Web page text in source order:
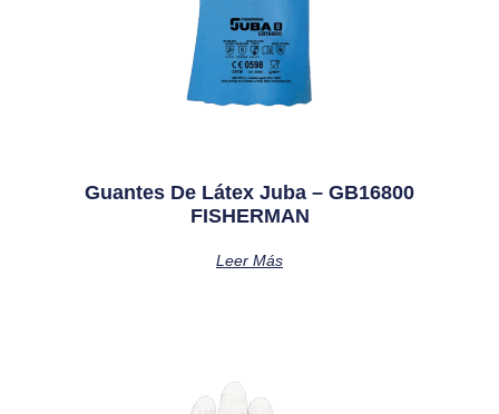
Guantes De Látex Juba – GB16800
FISHERMAN
Leer Más